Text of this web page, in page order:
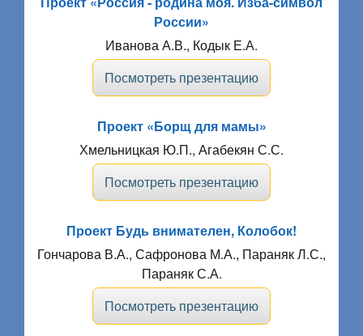
России»
Иванова А.В., Кодык Е.А.
Посмотреть презентацию
Проект «Борщ для мамы»
Хмельницкая Ю.П., Агабекян С.С.
Посмотреть презентацию
Проект Будь внимателен, Колобок!
Гончарова В.А., Сафронова М.А., Параняк Л.С.,
Параняк С.А.
Посмотреть презентацию